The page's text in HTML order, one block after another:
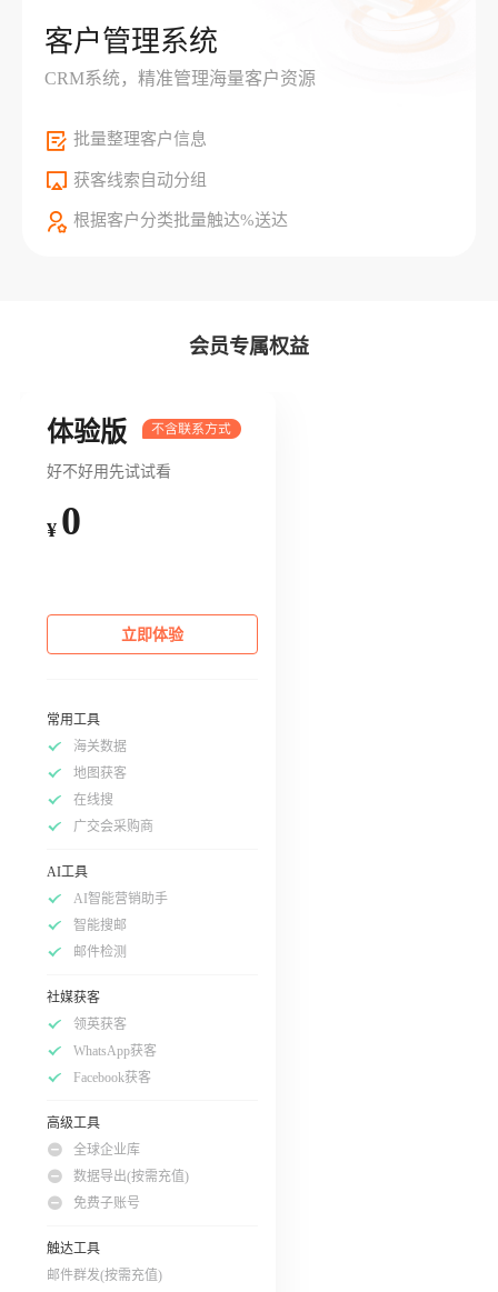
客户管理系统
CRM系统，精准管理海量客户资源
批量整理客户信息
获客线索自动分组
根据客户分类批量触达%送达
会员专属权益
体验版
好不好用先试试看
¥ 0
立即体验
常用工具
海关数据
地图获客
在线搜
广交会采购商
AI工具
AI智能营销助手
智能搜邮
邮件检测
社媒获客
领英获客
WhatsApp获客
Facebook获客
高级工具
全球企业库
数据导出(按需充值)
免费子账号
触达工具
邮件群发(按需充值)